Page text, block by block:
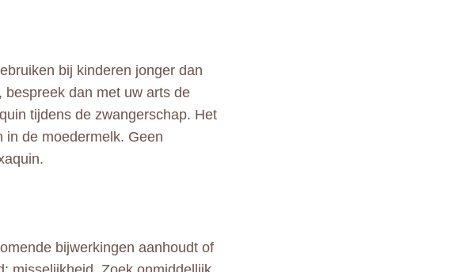
bij kinderen jonger dan
bespreek dan met uw arts de
tijdens de zwangerschap. Het
in de moedermelk. Geen
bijwerkingen aanhoudt of